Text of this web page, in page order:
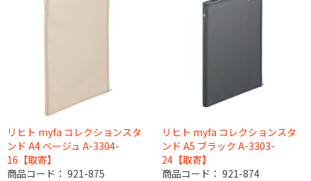
リヒト myfa コレクションスタ
ンド A4 ベージュ A-3304-
16【取寄】
商品コード： 921-875
リヒト myfa コレクションスタ
ンド A5 ブラック A-3303-
24【取寄】
商品コード： 921-874